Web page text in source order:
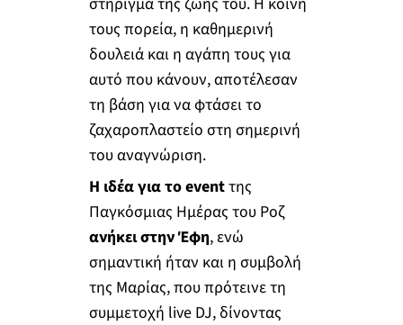
τους πορεία, η καθημερινή
δουλειά και η αγάπη τους για
αυτό που κάνουν, αποτέλεσαν
τη βάση για να φτάσει το
ζαχαροπλαστείο στη σημερινή
του αναγνώριση.
Η ιδέα για το eventτης
Παγκόσμιας Ημέρας του Ροζ
ανήκει στην Έφη, ενώ
σημαντική ήταν και η συμβολή
της Μαρίας, που πρότεινε τη
συμμετοχή live DJ, δίνοντας